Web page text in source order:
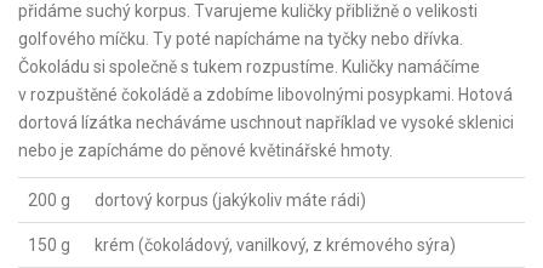
přidáme suchý korpus. Tvarujeme kuličky přibližně o velikosti
golfového míčku. Ty poté napícháme na tyčky nebo dřívka.
Čokoládu si společně s tukem rozpustíme. Kuličky namáčíme
v rozpuštěné čokoládě a zdobíme libovolnými posypkami. Hotová
dortová lízátka necháváme uschnout například ve vysoké sklenici
nebo je zapícháme do pěnové květinářské hmoty.
200 g dortový korpus (jakýkoliv máte rádi)
150 g krém (čokoládový, vanilkový, z krémového sýra)